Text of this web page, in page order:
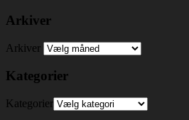
Arkiver
Arkiver
Kategorier
Kategorier